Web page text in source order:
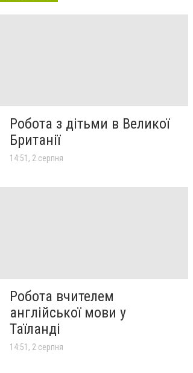
Робота з дітьми в Великої
Британії
14:51, 2 серпня
Робота вчителем
англійської мови у
Таїланді
14:51, 2 серпня